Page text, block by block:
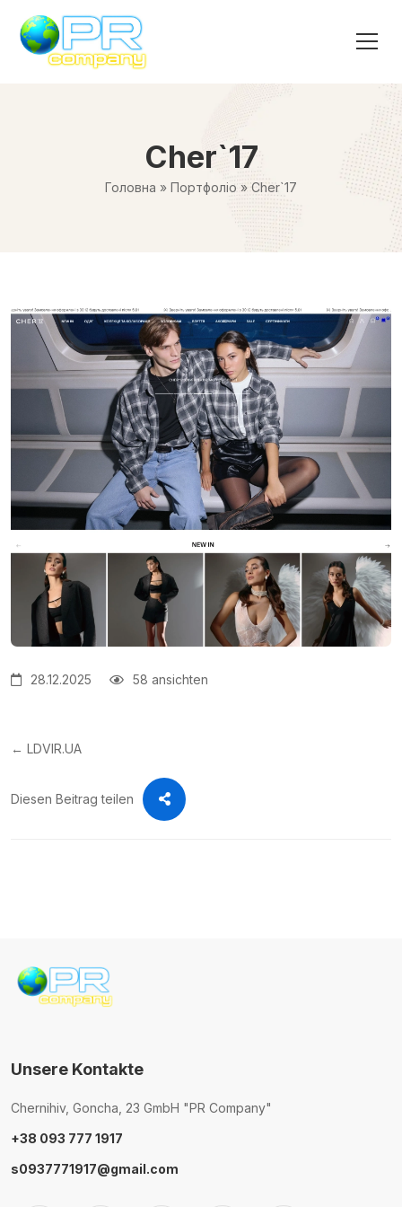
Cher`17
Головна » Портфоліо »Cher`17
28.12.2025 58 ansichten
← LDVIR.UA
Diesen Beitrag teilen
Unsere Kontakte
Chernihiv, Goncha, 23 GmbH "PR Company"
+38 093 777 1917
s0937771917@gmail.com